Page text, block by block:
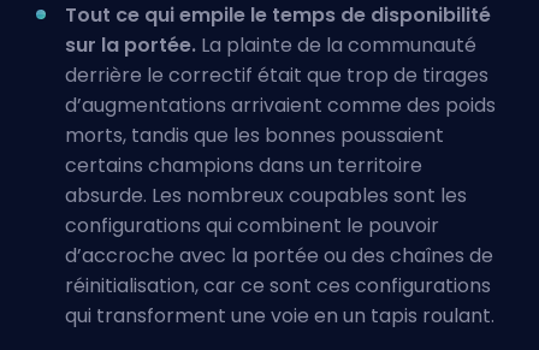
Tout ce qui empile le temps de disponibilité
sur la portée. La plainte de la communauté
derrière le correctif était que trop de tirages
d’augmentations arrivaient comme des poids
morts, tandis que les bonnes poussaient
certains champions dans un territoire
absurde. Les nombreux coupables sont les
configurations qui combinent le pouvoir
d’accroche avec la portée ou des chaînes de
réinitialisation, car ce sont ces configurations
qui transforment une voie en un tapis roulant.